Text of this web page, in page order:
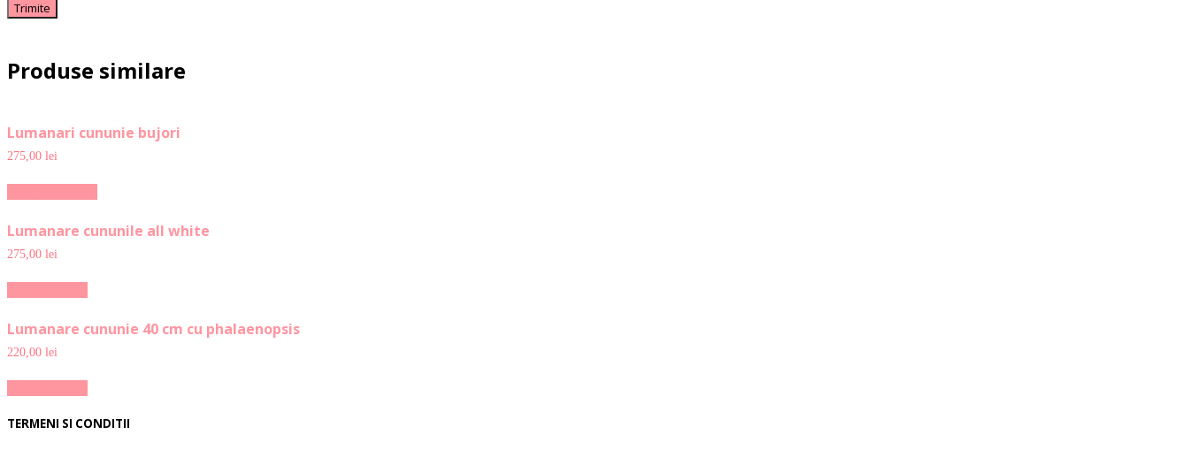
Produse similare
Lumanari cununie bujori
275,00 lei
Lumanare cununile all white
275,00 lei
Lumanare cununie 40 cm cu phalaenopsis
220,00 lei
TERMENI SI CONDITII